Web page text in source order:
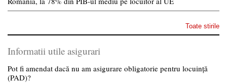
Toate stirile
Informatii utile asigurari
Pot fi amendat dacă nu am asigurare obligatorie pentru locuință
(PAD)?